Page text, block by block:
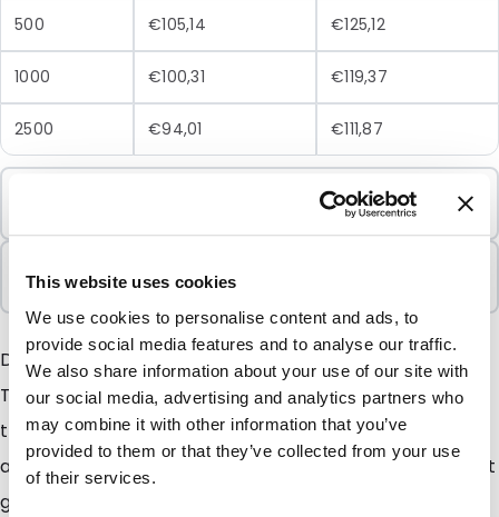
This website uses cookies
We use cookies to personalise content and ads, to
provide social media features and to analyse our traffic.
We also share information about your use of our site with
our social media, advertising and analytics partners who
may combine it with other information that you’ve
provided to them or that they’ve collected from your use
of their services.
500 €105,14 €125,12
1000 €100,31 €119,37
2500 €94,01 €111,87
100 Einheiten
Der Lamizp Duo ist eine Kombination aus zwei unserer
Topstehbodenbeutel. So ist die eine Seite aus
transparentem Laminat und die andere Seite aus
aluminium Laminat hergestellt. Die Beutel sind sehr gut
geeigent für Produkte die an Ihre Verpackung und